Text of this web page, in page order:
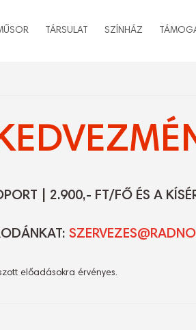
TÁRSULAT SZÍNHÁZ
| 2.900,- FT/FŐ ÉS A
előadásokra érvényes.